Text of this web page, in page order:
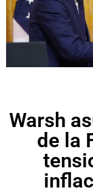
Warsh
de la